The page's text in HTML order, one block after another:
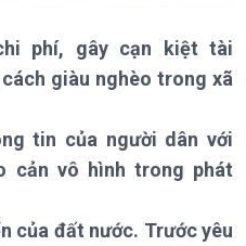
Thế giới
Tin thế giới
Hồ sơ sự kiện quốc tế
Thế giới & Việt Nam
Biên cương - Một dải vững
phí, gây cạn kiệt tài
giàu nghèo trong xã
tin của người dân với
cản vô hình trong phát
của đất nước. Trước yêu